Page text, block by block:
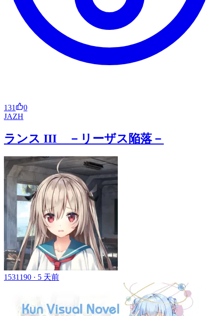
131
0
JAZH
ランス III －リーザス陥落－
1531190 · 5 天前